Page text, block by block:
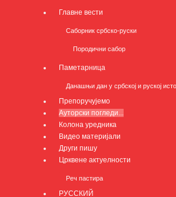
Главне вести
Саборник србско-руски
Породични сабор
Паметарница
Данашњи дан у србској и руској
Препоручујемо
Ауторски погледи...
Колона уредника
Видео материјали
Други пишу
Црквене актуелности
Реч пастира
РУССКИЙ